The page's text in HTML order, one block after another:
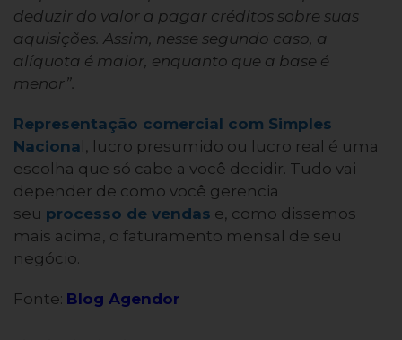
deduzir do valor a pagar créditos sobre suas
aquisições. Assim, nesse segundo caso, a
alíquota é maior, enquanto que a base é
menor”.
Representação comercial com Simples
Naciona l, lucro presumido ou lucro real é uma
escolha que só cabe a você decidir. Tudo vai
depender de como você gerencia
seu processo de vendas e, como dissemos
mais acima, o faturamento mensal de seu
negócio.
Fonte: Blog Agendor